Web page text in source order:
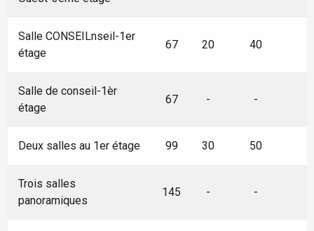
Salle CONSEILnseil-1er
étage
67 20 40
Salle de conseil-1èr
étage
67 - -
Deux salles au 1er étage 99 30 50
Trois salles
panoramiques
145 - -